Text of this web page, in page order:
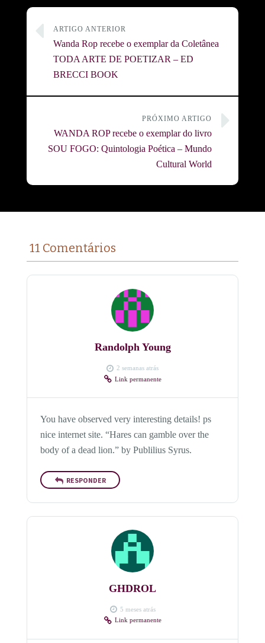
ARTIGO ANTERIOR
Wanda Rop recebe o exemplar da Coletânea
TODA ARTE DE POETIZAR – ED
BRECCI BOOK
PRÓXIMO ARTIGO
WANDA ROP recebe o exemplar do livro
SOU FOGO: Quintologia Poética – Mundo
Cultural World
11 Comentários
Randolph Young
2 semanas atrás
Link permanente
You have observed very interesting details! ps
nice internet site. “Hares can gamble over the
body of a dead lion.” by Publilius Syrus.
RESPONDER
GHDROL
5 meses atrás
Link permanente